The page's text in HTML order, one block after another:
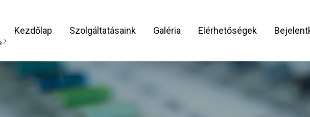
Kezdőlap Szolgáltatásaink Galéria Elérhetőségek